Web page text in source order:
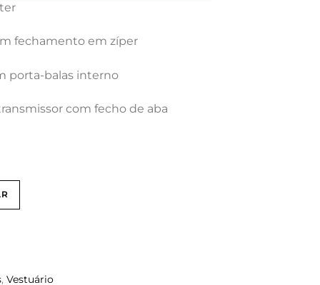
fechamento em zíper
porta-balas interno
com fecho de aba
,Vestuário